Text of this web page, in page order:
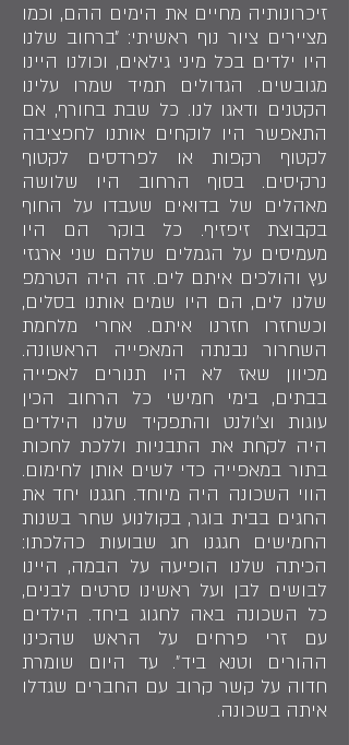
זיכרונותיה מחיים את הימים ההם, וכמו
מציירים ציור נוף ראשיתי: ״ברחוב שלנו
היו ילדים בכל מיני גילאים, וכולנו היינו
מגובשים. הגדולים תמיד שמרו עלינו
הקטנים ודאגו לנו. כל שבת בחורף, אם
התאפשר היו לוקחים אותנו לחפציבה
לקטוף רקפות או לפרדסים לקטוף
נרקיסים. בסוף הרחוב היו שלושה
מאהלים של בדואים שעבדו על החוף
בקבוצת זיפזיף. כל בוקר הם היו
מעמיסים על הגמלים שלהם שני ארגזי
עץ והולכים איתם לים. זה היה הטרמפ
שלנו לים, הם היו שמים אותנו בסלים,
וכשחזרו חזרנו איתם. אחרי מלחמת
השחרור נבנתה המאפייה הראשונה.
מכיוון שאז לא היו תנורים לאפייה
בבתים, בימי חמישי כל הרחוב הכין
עוגות וצ׳ולנט והתפקיד שלנו הילדים
היה לקחת את התבניות וללכת לחכות
בתור במאפייה כדי לשים אותן לחימום.
הווי השכונה היה מיוחד. חגגנו יחד את
החגים בבית בוגר, בקולנוע שחר בשנות
החמישים חגגנו חג שבועות כהלכתו:
הכיתה שלנו הופיעה על הבמה, היינו
לבושים לבן ועל ראשינו סרטים לבנים,
כל השכונה באה לחגוג ביחד. הילדים
עם זרי פרחים על הראש שהכינו
ההורים וטנא ביד״. עד היום שומרת
חדוה על קשר קרוב עם החברים שגדלו
איתה בשכונה.